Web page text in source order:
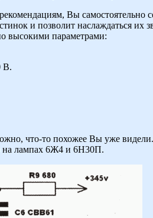
Вы самостоятельно
и позволит наслаждаться их
высокими параметрами:
В.
что-то похожее Вы уже
на лампах 6Ж4 и 6Н30П.